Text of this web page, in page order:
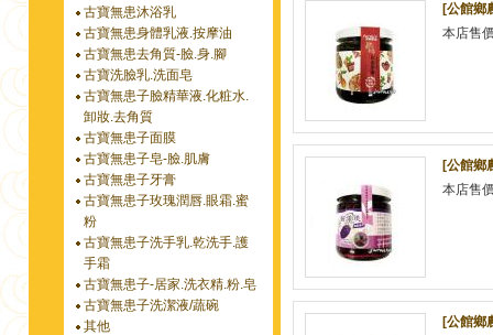
古寶無患沐浴乳
古寶無患身體乳液.按摩油
古寶無患去角質-臉.身.腳
古寶洗臉乳.洗面皂
古寶無患子臉精華液.化粧水.
卸妝.去角質
古寶無患子面膜
古寶無患子皂-臉.肌膚
古寶無患子牙膏
古寶無患子玫瑰潤唇.眼霜.蜜
粉
古寶無患子洗手乳.乾洗手.護
手霜
古寶無患子-居家.洗衣精.粉.皂
古寶無患子洗潔液/蔬碗
其他
[公館鄉
本店售
[公館鄉
本店售
[公館鄉